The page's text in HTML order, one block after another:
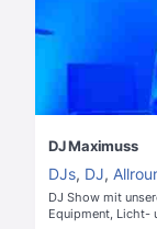
DJ Maximuss
DJs, DJ,
DJ Show mit
Equipment, Licht-